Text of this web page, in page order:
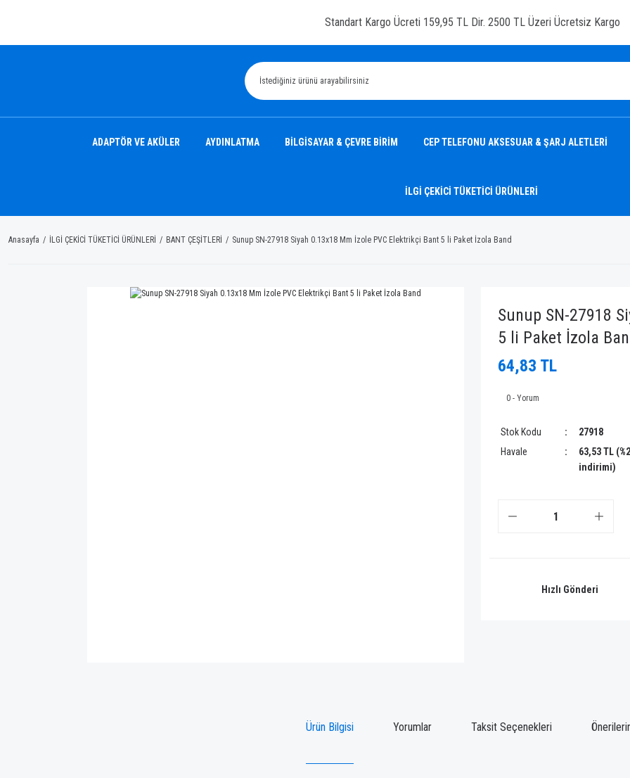
Standart Kargo Ücreti 159,95 TL Dir. 2500 TL Üzeri Ücretsiz Kargo
ADAPTÖR VE AKÜLER AYDINLATMA BİLGİSAYAR & ÇEVRE BİRİM CEP TELEFONU AKSESUAR & ŞARJ ALETLERİ
İLGİ ÇEKİCİ TÜKETİCİ ÜRÜNLERİ
Anasayfa İLGİ ÇEKİCİ TÜKETİCİ ÜRÜNLERİ BANT ÇEŞİTLERİ Sunup SN-27918 Siyah 0.13x18 Mm İzole PVC Elektrikçi Bant 5 li Paket İzola Band
Sunup SN-27918
5 li Paket İzola
64,83 TL
0 - Yorum
Stok Kodu
27918
Havale
63,53 TL
indirimi)
Hızlı Gönderi
Ürün Bilgisi Yorumlar Taksit Seçenekleri